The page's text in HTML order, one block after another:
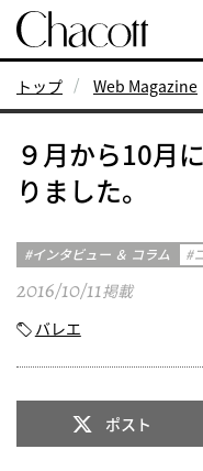
トップ Web Magazine
９月から10月
りました。
インタビュー ＆ コラム
2016/10/11掲載
バレエ
ポスト